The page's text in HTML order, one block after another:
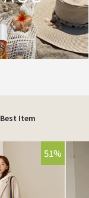
Best Item
51%